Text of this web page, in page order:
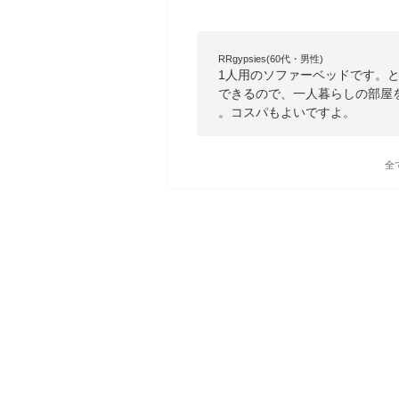
RRgypsies(60代・男性)
1人用のソファーベッドです。
できるので、一人暮らしの部
。コスパもよいですよ。
全